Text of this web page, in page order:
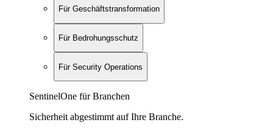
Für Geschäftstransformation
Für Bedrohungsschutz
Für Security Operations
SentinelOne für Branchen
Sicherheit abgestimmt auf Ihre Branche.